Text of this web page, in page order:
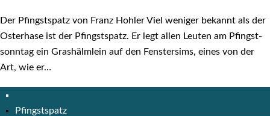
Der Pfingst­spatz von Franz Hoh­ler Viel weni­ger bekannt als der
Oster­ha­se ist der Pfingst­spatz. Er legt allen Leu­ten am Pfingst­
sonn­tag ein Gras­hälm­lein auf den Fens­ter­sims, eines von der
Art, wie er…
Pfingstspatz